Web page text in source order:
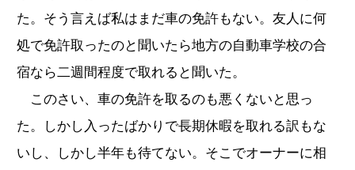
た。そう言えば私はまだ車の免許もない。友人に何
処で免許取ったのと聞いたら地方の自動車学校の合
宿なら二週間程度で取れると聞いた。
このさい、車の免許を取るのも悪くないと思っ
た。しかし入ったばかりで長期休暇を取れる訳もな
いし、しかし半年も待てない。そこでオーナーに相